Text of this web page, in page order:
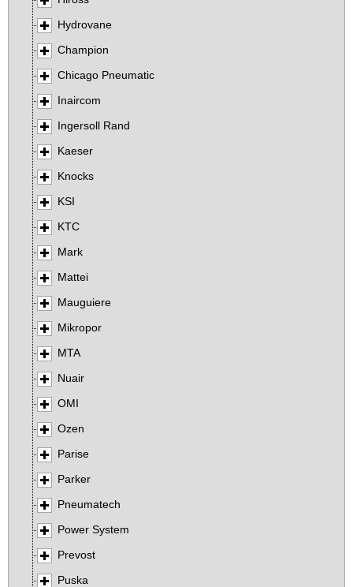
Hydrovane
Champion
Chicago Pneumatic
Inaircom
Ingersoll Rand
Kaeser
Knocks
KSI
KTC
Mark
Mattei
Mauguiere
Mikropor
MTA
Nuair
OMI
Ozen
Parise
Parker
Pneumatech
Power System
Prevost
Puska